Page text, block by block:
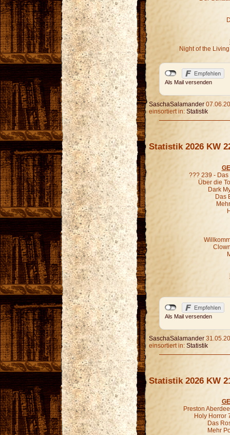
Night of the
Als Mail versenden
SaschaSalamander
einsortiert in: Statistik
Statistik 2026 KW
??? 239 -
Über die
Dark
Das
Als Mail versenden
SaschaSalamander
einsortiert in: Statistik
Statistik 2026 KW
Preston
Holy Horror
Das
Mehr